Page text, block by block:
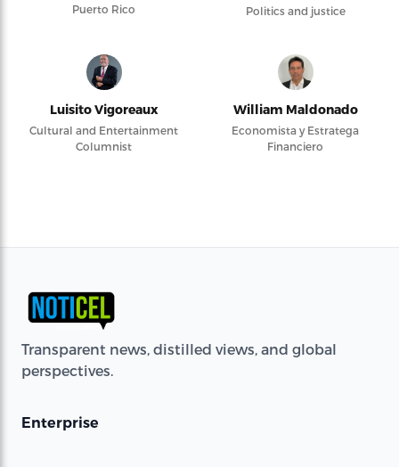
Puerto Rico
Politics and justice
Luisito Vigoreaux
Cultural and Entertainment
Columnist
William Maldonado
Economista y Estratega
Financiero
Transparent news, distilled views, and global
perspectives.
Enterprise